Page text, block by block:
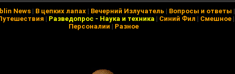
News | В цепких лапах | Вечерний Излучатель | Вопросы и ответы |
| Разведопрос - Наука и техника | Синий Фил | Смешное|
Персоналии | Разное